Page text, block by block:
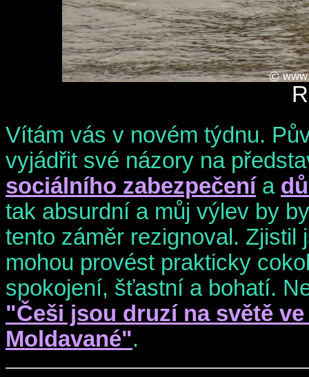
Vítám vás v novém týdnu.
vyjádřit své názory na
sociálního zabezpečenía
tak absurdní a můj výlev by
tento záměr rezignoval. Zjistil
mohou provést prakticky
spokojení, šťastní a bohatí.
"Češi jsou druzí na světě
Moldavané".